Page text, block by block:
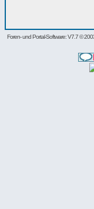
Foren- und Portal-Software: V7.7 ©